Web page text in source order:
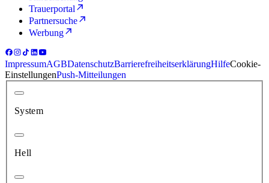
Trauerportal
Partnersuche
Werbung
ImpressumAGBDatenschutzBarrierefreiheitserklärungHilfeCookie-
EinstellungenPush-Mitteilungen
System
Hell